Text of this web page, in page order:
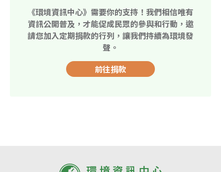
《環境資訊中心》需要你的支持！我們相信唯有
資訊公開普及，才能促成民眾的參與和行動，邀
請您加入定期捐款的行列，讓我們持續為環境發
聲。
前往捐款